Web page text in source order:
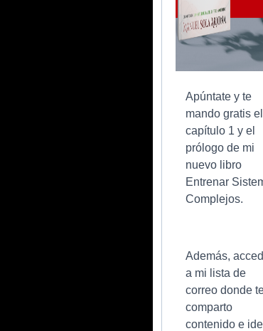
Apúntate y te
mando gratis el
capítulo 1 y el
prólogo de mi
nuevo libro
Entrenar
Complejos.
Además,
a mi lista de
correo donde
comparto
contenido e